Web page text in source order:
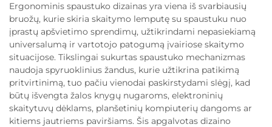
Ergonominis spaustuko dizainas yra viena iš svarbiausių
bruožų, kurie skiria skaitymo lemputę su spaustuku nuo
įprastų apšvietimo sprendimų, užtikrindami nepasiekiamą
universalumą ir vartotojo patogumą įvairiose skaitymo
situacijose. Tikslingai sukurtas spaustuko mechanizmas
naudoja spyruoklinius žandus, kurie užtikrina patikimą
pritvirtinimą, tuo pačiu vienodai paskirstydami slėgį, kad
būtų išvengta žalos knygų nugaroms, elektroninių
skaitytuvų dėklams, planšetinių kompiuterių dangoms ar
kitiems jautriems paviršiams. Šis apgalvotas dizaino